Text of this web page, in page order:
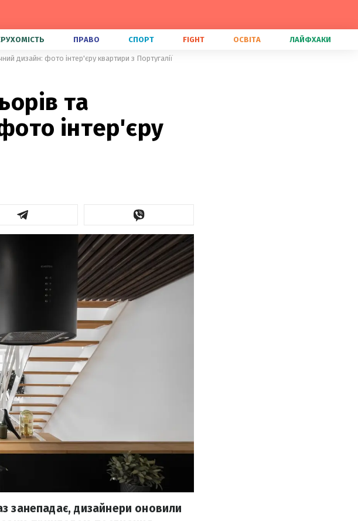
ПРАВО СПОРТ FIGHT ОСВІТА ЛАЙФХАКИ
дизайн: фото інтер'єру квартири з Португалії
та
інтер'єру
занепадає, дизайнери оновили